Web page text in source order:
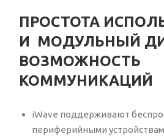
ПРОСТОТА
И МОДУЛЬНЫЙ
ВОЗМОЖНОСТЬ
КОММУНИКАЦИЙ
iWave поддерживают
периферийными